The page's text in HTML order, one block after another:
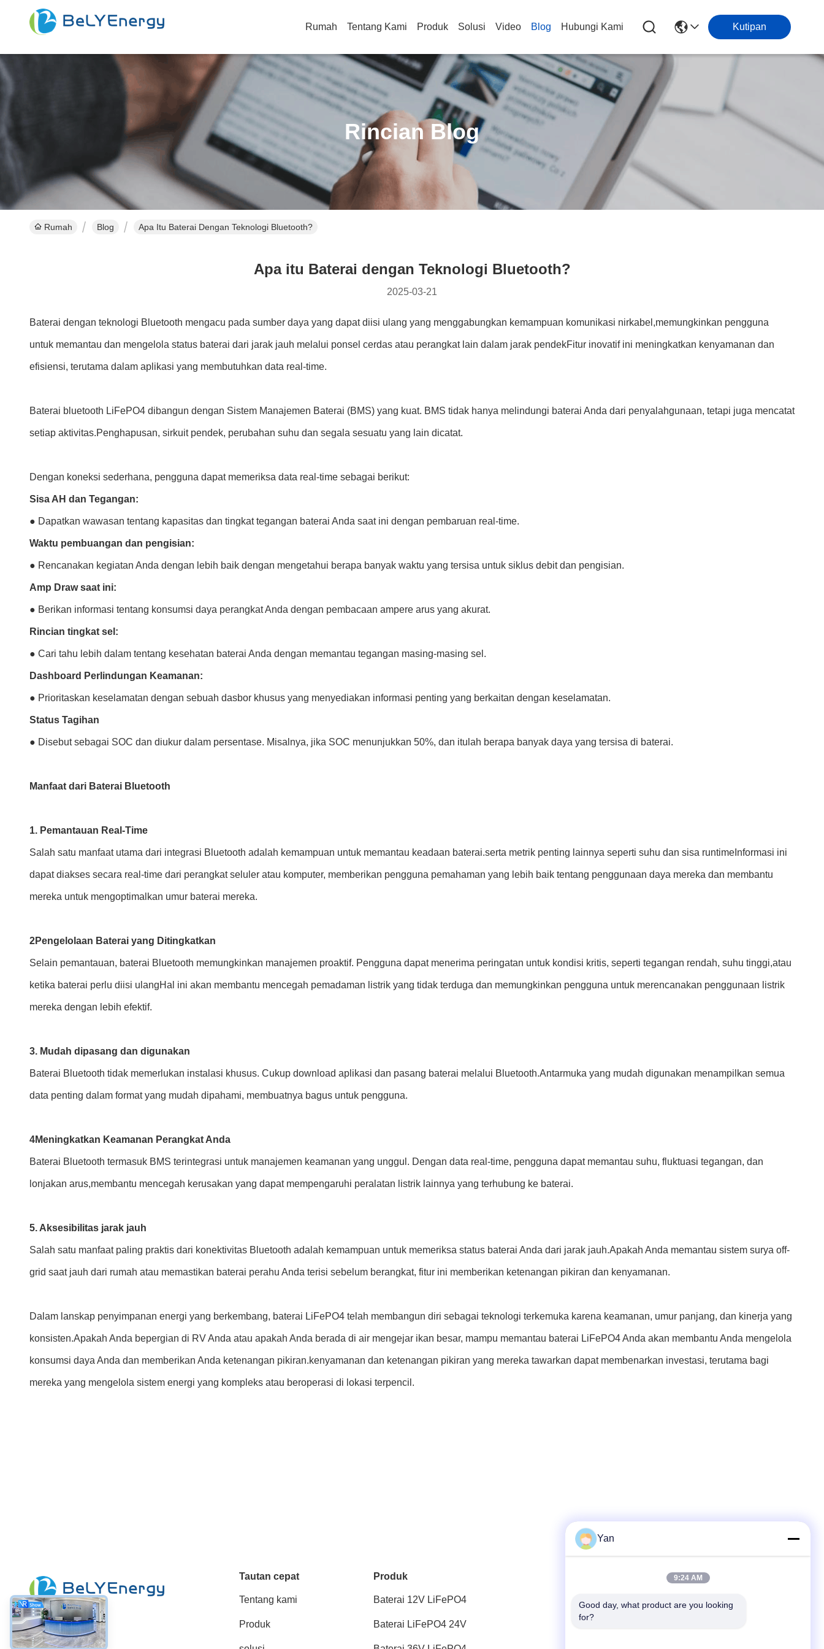
Rumah Tentang Kami Produk Solusi Video Blog Hubungi Kami Kutipan
Rincian Blog
Rumah Blog Apa Itu Baterai Dengan Teknologi Bluetooth?
Apa itu Baterai dengan Teknologi Bluetooth?
2025-03-21
Baterai dengan teknologi Bluetooth mengacu pada sumber daya yang dapat diisi ulang yang menggabungkan kemampuan komunikasi nirkabel,memungkinkan pengguna
untuk memantau dan mengelola status baterai dari jarak jauh melalui ponsel cerdas atau perangkat lain dalam jarak pendekFitur inovatif ini meningkatkan kenyamanan dan
efisiensi, terutama dalam aplikasi yang membutuhkan data real-time.
Baterai bluetooth LiFePO4 dibangun dengan Sistem Manajemen Baterai (BMS) yang kuat. BMS tidak hanya melindungi baterai Anda dari penyalahgunaan, tetapi juga mencatat
setiap aktivitas.Penghapusan, sirkuit pendek, perubahan suhu dan segala sesuatu yang lain dicatat.
Dengan koneksi sederhana, pengguna dapat memeriksa data real-time sebagai berikut:
Sisa AH dan Tegangan:
● Dapatkan wawasan tentang kapasitas dan tingkat tegangan baterai Anda saat ini dengan pembaruan real-time.
Waktu pembuangan dan pengisian:
● Rencanakan kegiatan Anda dengan lebih baik dengan mengetahui berapa banyak waktu yang tersisa untuk siklus debit dan pengisian.
Amp Draw saat ini:
● Berikan informasi tentang konsumsi daya perangkat Anda dengan pembacaan ampere arus yang akurat.
Rincian tingkat sel:
● Cari tahu lebih dalam tentang kesehatan baterai Anda dengan memantau tegangan masing-masing sel.
Dashboard Perlindungan Keamanan:
● Prioritaskan keselamatan dengan sebuah dasbor khusus yang menyediakan informasi penting yang berkaitan dengan keselamatan.
Status Tagihan
● Disebut sebagai SOC dan diukur dalam persentase. Misalnya, jika SOC menunjukkan 50%, dan itulah berapa banyak daya yang tersisa di baterai.
Manfaat dari Baterai Bluetooth
1. Pemantauan Real-Time
Salah satu manfaat utama dari integrasi Bluetooth adalah kemampuan untuk memantau keadaan baterai.serta metrik penting lainnya seperti suhu dan sisa runtimeInformasi ini
dapat diakses secara real-time dari perangkat seluler atau komputer, memberikan pengguna pemahaman yang lebih baik tentang penggunaan daya mereka dan membantu
mereka untuk mengoptimalkan umur baterai mereka.
2Pengelolaan Baterai yang Ditingkatkan
Selain pemantauan, baterai Bluetooth memungkinkan manajemen proaktif. Pengguna dapat menerima peringatan untuk kondisi kritis, seperti tegangan rendah, suhu tinggi,atau
ketika baterai perlu diisi ulangHal ini akan membantu mencegah pemadaman listrik yang tidak terduga dan memungkinkan pengguna untuk merencanakan penggunaan listrik
mereka dengan lebih efektif.
3. Mudah dipasang dan digunakan
Baterai Bluetooth tidak memerlukan instalasi khusus. Cukup download aplikasi dan pasang baterai melalui Bluetooth.Antarmuka yang mudah digunakan menampilkan semua
data penting dalam format yang mudah dipahami, membuatnya bagus untuk pengguna.
4Meningkatkan Keamanan Perangkat Anda
Baterai Bluetooth termasuk BMS terintegrasi untuk manajemen keamanan yang unggul. Dengan data real-time, pengguna dapat memantau suhu, fluktuasi tegangan, dan
lonjakan arus,membantu mencegah kerusakan yang dapat mempengaruhi peralatan listrik lainnya yang terhubung ke baterai.
5. Aksesibilitas jarak jauh
Salah satu manfaat paling praktis dari konektivitas Bluetooth adalah kemampuan untuk memeriksa status baterai Anda dari jarak jauh.Apakah Anda memantau sistem surya off-
grid saat jauh dari rumah atau memastikan baterai perahu Anda terisi sebelum berangkat, fitur ini memberikan ketenangan pikiran dan kenyamanan.
Dalam lanskap penyimpanan energi yang berkembang, baterai LiFePO4 telah membangun diri sebagai teknologi terkemuka karena keamanan, umur panjang, dan kinerja yang
konsisten.Apakah Anda bepergian di RV Anda atau apakah Anda berada di air mengejar ikan besar, mampu memantau baterai LiFePO4 Anda akan membantu Anda mengelola
konsumsi daya Anda dan memberikan Anda ketenangan pikiran.kenyamanan dan ketenangan pikiran yang mereka tawarkan dapat membenarkan investasi, terutama bagi
mereka yang mengelola sistem energi yang kompleks atau beroperasi di lokasi terpencil.
Media Sosial
Tautan cepat
Tentang kami
Produk
Produk
Baterai 12V LiFePO4
Baterai LiFePO4 24V
TEL:
Yan
9:24 AM
Good day, what product are you looking
for?